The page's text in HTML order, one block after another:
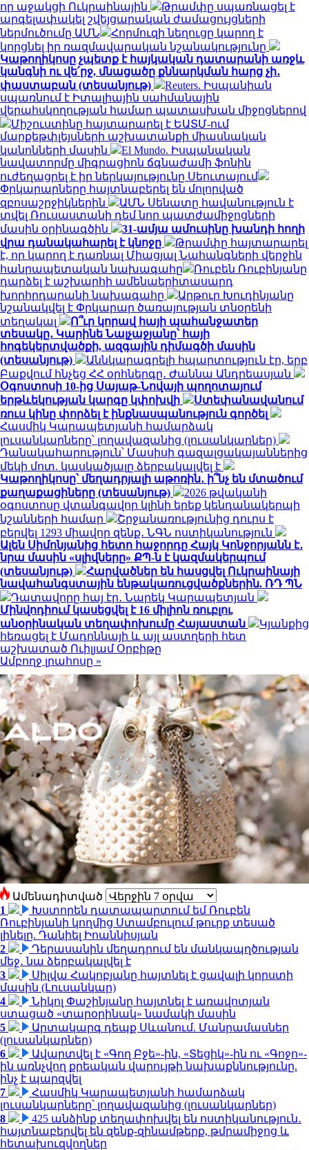
որ աջակցի Ուկրաինային
Թրամփը սպառնացել է
արգելափակել շվեյցարական ժամացույցների
ներմուծումը ԱՄՆ
Հորմուզի նեղուցը կարող է
կորցնել իր ռազմավարական նշանակությունը
Կաթողիկոսը չպետք է հայկական դատարանի առջև
կանգնի ու վե՛րջ, մնացածը քննարկման հարց չի․
փաստաբան (տեսանյութ)
Reuters. Իսպանիան
սպառնում է Իտալիային սահմանային
վերահսկողության համար պատասխան միջոցներով
Միշուստինը հայտարարել է ԵԱՏՄ-ում
մարքեթփլեյսների աշխատանքի միասնական
կանոնների մասին
El Mundo. Իսպանական
նավատորմը միգրացիոն ճգնաժամի ֆոնին
ուժեղացրել է իր ներկայությունը Սեուտայում
Փրկարարները հայտնաբերել են մոլորված
զբոսաշրջիկներին
ԱՄՆ Սենատը հավանություն է
տվել Ռուսաստանի դեմ նոր պատժամիջոցների
մասին օրինագծին
31-ամյա ամուսինը խանդի հողի
վրա դանակահարել է կնոջը
Թրամփը հայտարարել
է, որ կարող է դառնալ Միացյալ Նահանգների վերջին
հանրապետական ​​նախագահը
Ռուբեն Ռուբինյանը
դարձել է աշխարհի ամենաերիտասարդ
խորհրդարանի նախագահը
Արթուր Խուդինյանը
նշանակվել է Փրկարար ծառայության տնօրենի
տեղակալ
Ո՞ւր կորավ հայի պահանջատեր
տեսակը․ Կարինե Նալչաջյանը՝ հայի
հոգեկերտվածքի, ազգային դիմագծի մասին
(տեսանյութ)
Աննկարագրելի հպարտություն էր, երբ
Բաքվում հնչեց ՀՀ օրհներգը․ Ժաննա Անդրեասյան
Օգոստոսի 10-ից Սայաթ-Նովայի պողոտայում
երթևեկության կարգը կփոխվի
Ստեփանավանում
ռուս կինը փորձել է ինքնասպանություն գործել
Հասմիկ Կարապետյանի համարձակ
լուսանկարները՝ լողավազանից (լուսանկարներ)
Դանակահարություն՝ Մասիսի գազալցակայաններից
մեկի մոտ. կասկածյալը ձերբակալվել է
Կաթողիկոսը՝ մեղադրյալի աթոռին․ ի՞նչ են մտածում
քաղաքացիները (տեսանյութ)
2026 թվականի
օգոստոսը վտանգավոր կլինի երեք կենդանակերպի
նշանների համար
Շրջանառությունից դուրս է
բերվել 1293 միավոր զենք․ ՆԳՆ ոստիկանություն
Ալեն Սիմոնյանից հետո հաջորդը Հայկ Կոնջորյանն է․
նրա մասին «սլիվները» ՔՊ-ն է կազմակերպում
(տեսանյութ)
Հարվածներ են հասցվել Ուկրաինայի
նավահանգստային ենթակառուցվածքներին. ՌԴ ՊՆ
Դատավորը հայ էր․ Նարեկ Կարապետյան
Մինվոդիում կասեցվել է 16 միլիոն ռուբլու
անօրինական տեղափոխումը Հայաստան
Կյանքից
հեռացել է Մադոննայի և այլ աստղերի հետ
աշխատած Ուիլյամ Օրբիթը
Ամբողջ լրահոսը »
Ամենադիտված
1
Խստորեն դատապարտում եմ Ռուբեն
Ռուբինյանի կողմից Ստամբուլում թուրք տեսած
լինելը. Դանիել Իոաննիսյան
2
Դերասանին մեղադրում են մանկապղծության
մեջ․ նա ձերբակալվել է
3
Սիլվա Հակոբյանը հայտնել է ցավալի կորստի
մասին (Լուսանկար)
4
Նիկոլ Փաշինյանը հայտնել է առավոտյան
ստացած «տարօրինակ» նամակի մասին
5
Արտակարգ դեպք Սևանում. Մանրամասներ
(լուսանկարներ)
6
Ավարտվել է «Գող Բջե»-ին, «Տեցիկ»-ին ու «Գոջո»-
ին առնչվող քրեական վարույթի նախաքննությունը.
ինչ է պարզվել
7
Հասմիկ Կարապետյանի համարձակ
լուսանկարները՝ լողավազանից (լուսանկարներ)
8
425 անձինք տեղափոխվել են ոստիկանություն․
հայտնաբերվել են զենք-զինամթերք, թմրամիջոց և
հետախուզվողներ